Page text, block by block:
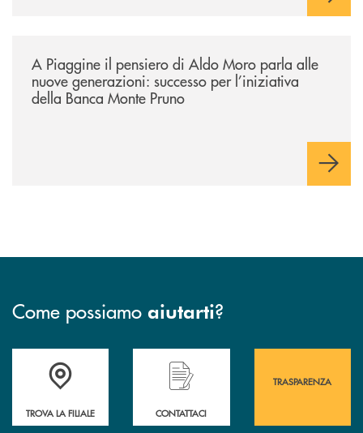
A Piaggine il pensiero di Aldo Moro parla alle
nuove generazioni: successo per l’iniziativa
della Banca Monte Pruno
Come possiamo aiutarti?
Accedi all' elenco completo&nbsp; delle&nbsp; filiali&nbsp; di Banca
TROVA LA FILIALE
Hai bisogno di assistenza immediata?
CONTATTACI
TRASPARENZA